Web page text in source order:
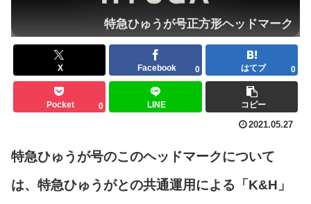
特急ひゅうが号正方形ヘッドマーク
X Facebook 0 はてブ 0
Pocket 0 LINE コピー
2021.05.27
特急ひゅうが号のこのヘッドマークについて
は、特急ひゅうがとの共通運用による「K&H」